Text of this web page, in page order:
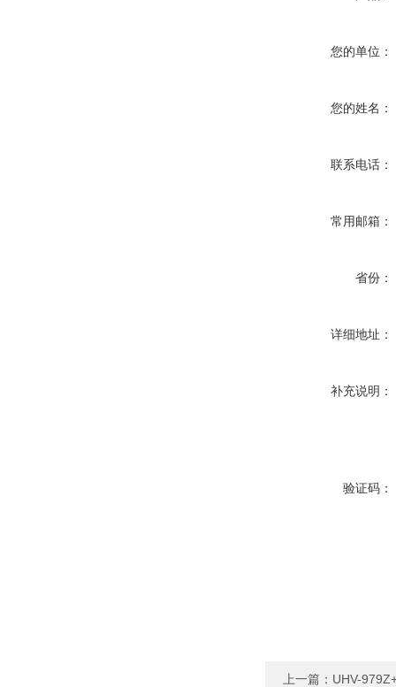
您的单位：
您的姓名：
联系电话：
常用邮箱：
省份：
详细地址：
补充说明：
验证码：
上一篇： UHV-